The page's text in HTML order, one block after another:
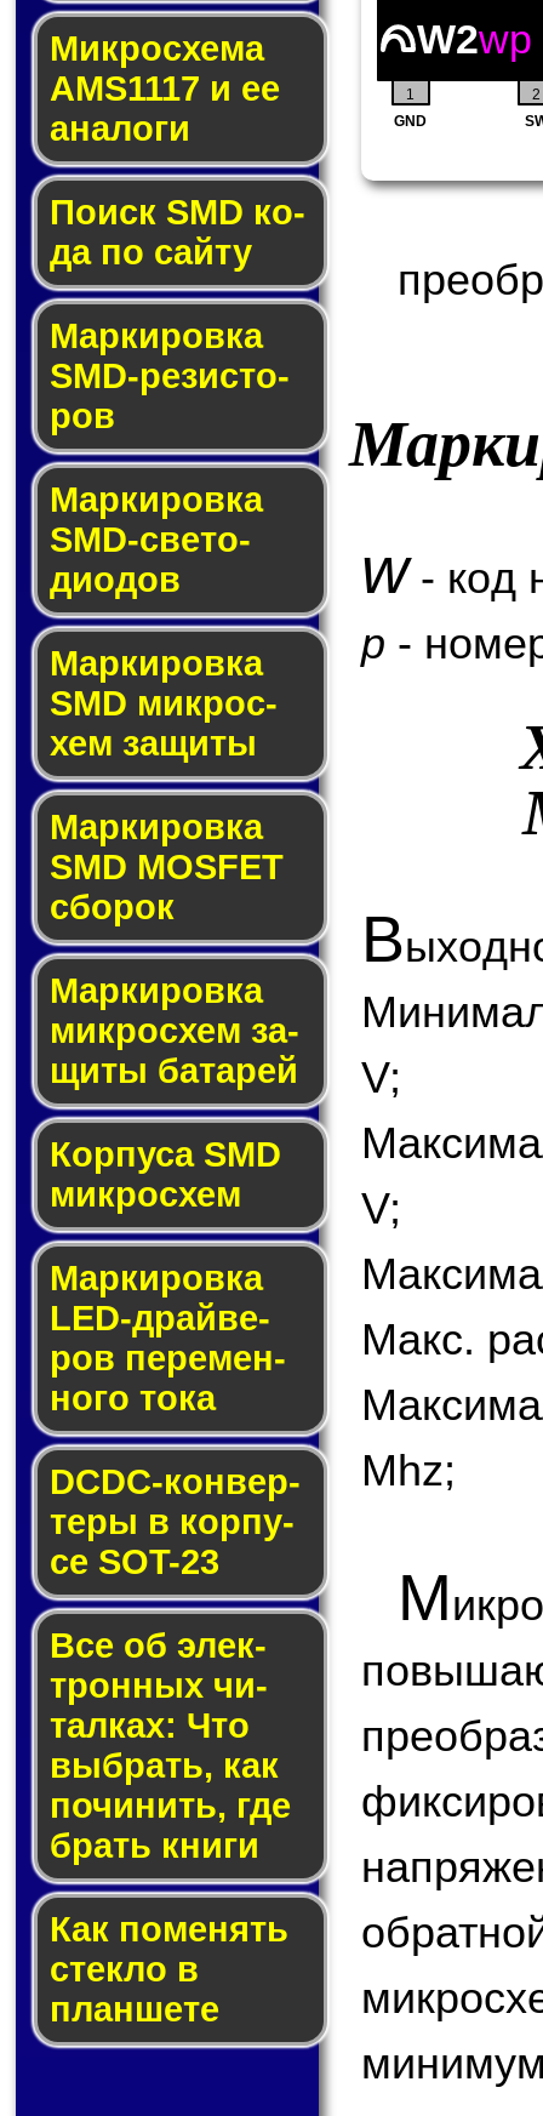
Микросхема
AMS1117 и ее
ана­ло­ги
Поиск SMD ко­
да по сай­ту
Маркировка
SMD-ре­зис­то­
ров
Маркировка
SMD-све­то­
дио­дов
Мар­ки­ров­ка
SMD мик­рос­
хем защиты
Мар­ки­ров­ка
SMD MOSFET
сбо­рок
Мар­ки­ров­ка
мик­ро­схем за­
щи­ты ба­та­рей
Корпуса SMD
мик­ро­схем
Маркировка
LED-драй­ве­
ров пе­ре­мен­
но­го то­ка
DCDC-кон­вер­
те­ры в кор­пу­
се SOT-23
Все об элек­
трон­ных чи­
тал­ках: Что
выб­рать, как
по­чи­нить, где
брать кни­ги
Как по­ме­нять
стек­ло в
планшете
1
2
GND
W2wp
w- код
p -
В
V;
V;
Макс.
Mhz;
М